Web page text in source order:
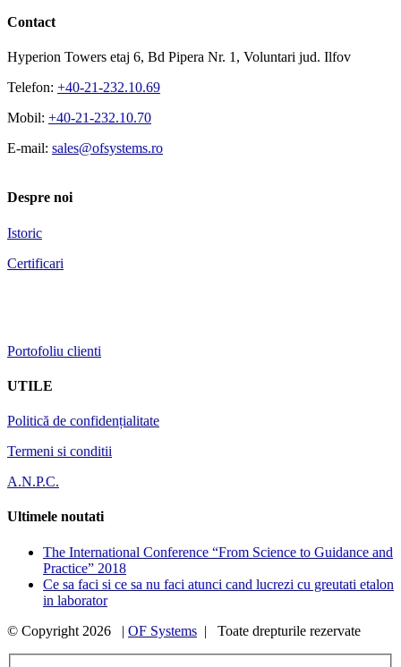
Contact
Hyperion Towers etaj 6, Bd Pipera Nr. 1, Voluntari jud. Ilfov
Telefon: +40-21-232.10.69
Mobil: +40-21-232.10.70
E-mail: sales@ofsystems.ro
Despre noi
Istoric
Certificari
Portofoliu clienti
UTILE
Politică de confidențialitate
Termeni si conditii
A.N.P.C.
Ultimele noutati
The International Conference “From Science to Guidance and
Practice” 2018
Ce sa faci si ce sa nu faci atunci cand lucrezi cu greutati etalon
in laborator
© Copyright 2026 | OF Systems | Toate drepturile rezervate